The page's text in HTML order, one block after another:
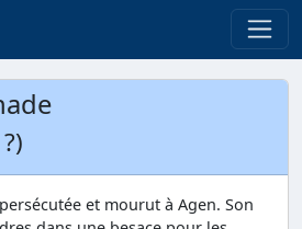
et mourut à Agen. Son